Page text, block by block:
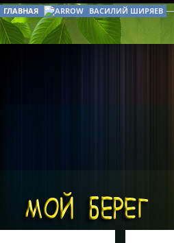
ГЛАВНАЯ ВАСИЛИЙ ШИРЯЕВ